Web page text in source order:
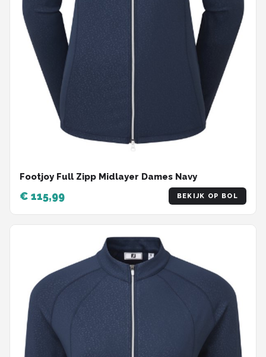
Footjoy Full Zipp Midlayer Dames Navy
€ 115,99 BEKIJK OP BOL